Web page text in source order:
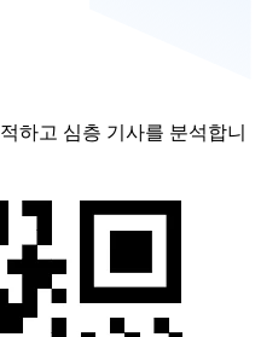
하고 심층 기사를 분석합니